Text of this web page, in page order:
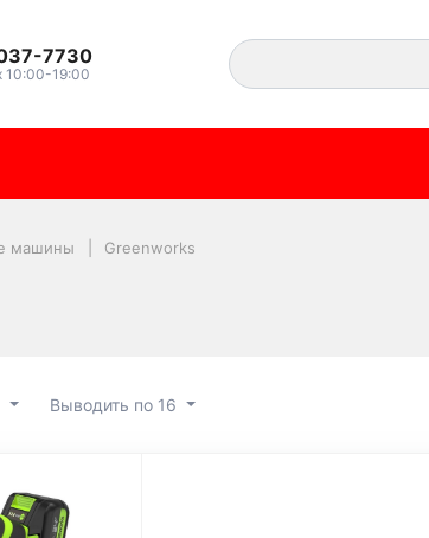
7730
10:00-19:00
машины Greenworks
Выводить по 16